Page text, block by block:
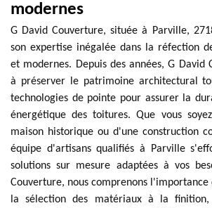
modernes
G David Couverture, située à Parville,
son expertise inégalée dans la réfection
et modernes. Depuis des années, G David
à préserver le patrimoine architectural
technologies de pointe pour assurer la
énergétique des toitures. Que vous
maison historique ou d'une construction
équipe d'artisans qualifiés à Parville
solutions sur mesure adaptées à vos
Couverture, nous comprenons l'importance
la sélection des matériaux à la